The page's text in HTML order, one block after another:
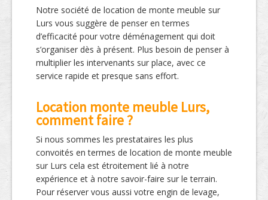
Notre société de location de monte meuble sur
Lurs vous suggère de penser en termes
d’efficacité pour votre déménagement qui doit
s’organiser dès à présent. Plus besoin de penser à
multiplier les intervenants sur place, avec ce
service rapide et presque sans effort.
Location monte meuble Lurs,
comment faire ?
Si nous sommes les prestataires les plus
convoités en termes de location de monte meuble
sur Lurs cela est étroitement lié à notre
expérience et à notre savoir-faire sur le terrain.
Pour réserver vous aussi votre engin de levage,